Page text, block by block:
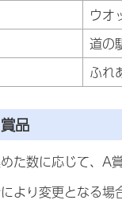
ウオ
道の
ふれ
品
た数に応じて、A
より変更となる場